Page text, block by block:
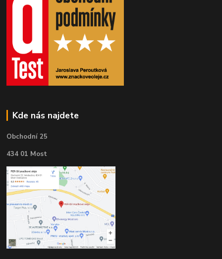
Kde nás najdete
Obchodní 25
434 01 Most